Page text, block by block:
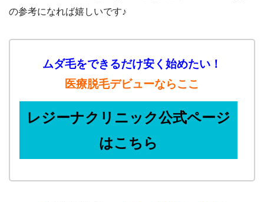
の参考になれば嬉しいです♪
ムダ毛をできるだけ安く始めたい！
医療脱毛デビューならここ
レジーナクリニック公式ページ
はこちら